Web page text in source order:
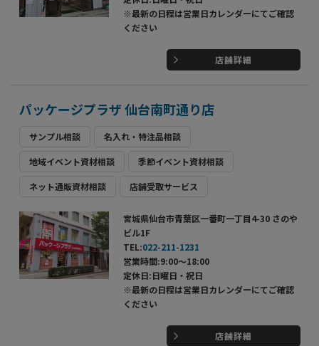
※最新の日程は営業日カレンダーにてご確認
ください
店舗詳細
パッケージプラザ 仙台南町通り店
サンプル相談 名入れ・特注品相談
地域イベント資材相談 季節イベント資材相談
ネット通販資材相談 店舗受取サービス
宮城県仙台市青葉区一番町一丁目4-30 さのや
ビル1F
TEL:022-211-1231
営業時間:9:00～18:00
定休日:日曜日・祝日
※最新の日程は営業日カレンダーにてご確認
ください
店舗詳細